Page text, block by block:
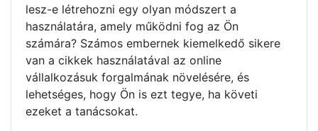
lesz-e létrehozni egy olyan módszert a
használatára, amely működni fog az Ön
számára? Számos embernek kiemelkedő sikere
van a cikkek használatával az online
vállalkozásuk forgalmának növelésére, és
lehetséges, hogy Ön is ezt tegye, ha követi
ezeket a tanácsokat.